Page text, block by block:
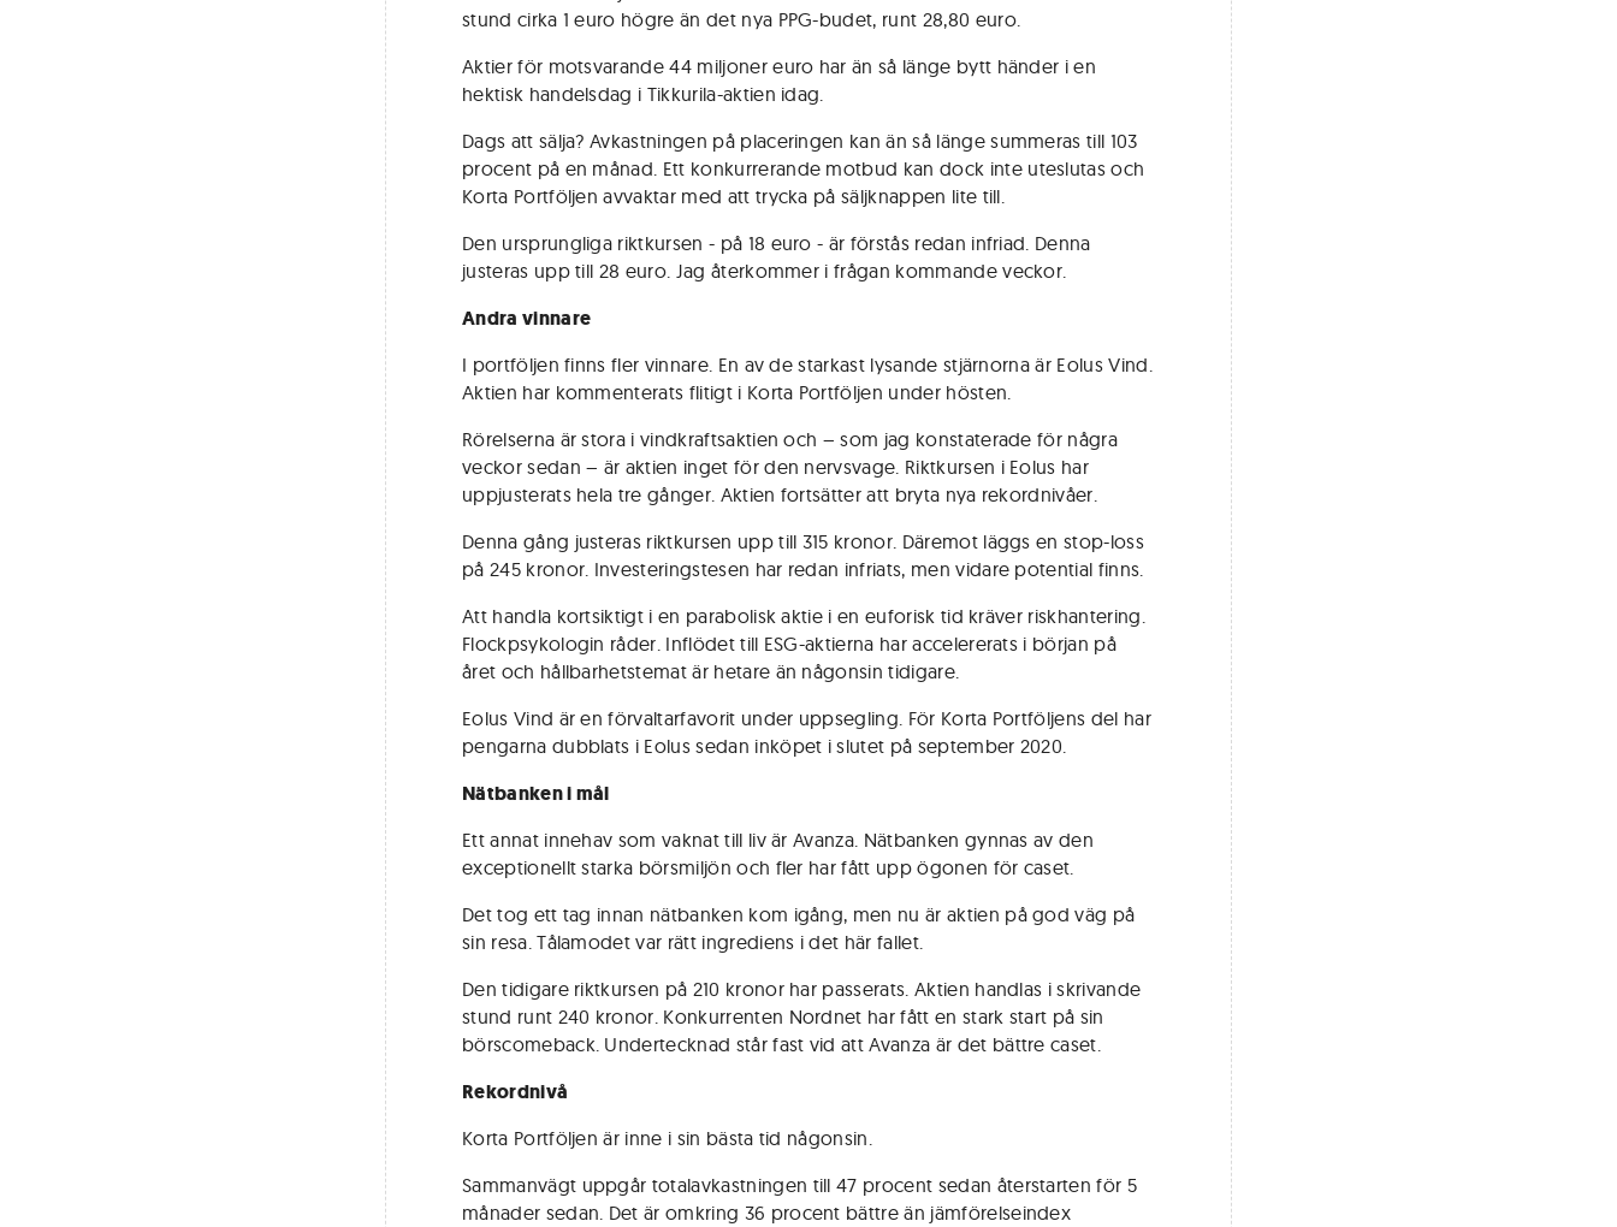
stund cirka 1 euro högre än det nya PPG-budet, runt 28,80 euro.
Aktier för motsvarande 44 miljoner euro har än så länge bytt händer i en
hektisk handelsdag i Tikkurila-aktien idag.
Dags att sälja? Avkastningen på placeringen kan än så länge summeras till 103
procent på en månad. Ett konkurrerande motbud kan dock inte uteslutas och
Korta Portföljen avvaktar med att trycka på säljknappen lite till.
Den ursprungliga riktkursen - på 18 euro - är förstås redan infriad. Denna
justeras upp till 28 euro. Jag återkommer i frågan kommande veckor.
Andra vinnare
I portföljen finns fler vinnare. En av de starkast lysande stjärnorna är Eolus Vind.
Aktien har kommenterats flitigt i Korta Portföljen under hösten.
Rörelserna är stora i vindkraftsaktien och – som jag konstaterade för några
veckor sedan – är aktien inget för den nervsvage. Riktkursen i Eolus har
uppjusterats hela tre gånger. Aktien fortsätter att bryta nya rekordnivåer.
Denna gång justeras riktkursen upp till 315 kronor. Däremot läggs en stop-loss
på 245 kronor. Investeringstesen har redan infriats, men vidare potential finns.
Att handla kortsiktigt i en parabolisk aktie i en euforisk tid kräver riskhantering.
Flockpsykologin råder. Inflödet till ESG-aktierna har accelererats i början på
året och hållbarhetstemat är hetare än någonsin tidigare.
Eolus Vind är en förvaltarfavorit under uppsegling. För Korta Portföljens del har
pengarna dubblats i Eolus sedan inköpet i slutet på september 2020.
Nätbanken i mål
Ett annat innehav som vaknat till liv är Avanza. Nätbanken gynnas av den
exceptionellt starka börsmiljön och fler har fått upp ögonen för caset.
Det tog ett tag innan nätbanken kom igång, men nu är aktien på god väg på
sin resa. Tålamodet var rätt ingrediens i det här fallet.
Den tidigare riktkursen på 210 kronor har passerats. Aktien handlas i skrivande
stund runt 240 kronor. Konkurrenten Nordnet har fått en stark start på sin
börscomeback. Undertecknad står fast vid att Avanza är det bättre caset.
Rekordnivå
Korta Portföljen är inne i sin bästa tid någonsin.
Sammanvägt uppgår totalavkastningen till 47 procent sedan återstarten för 5
månader sedan. Det är omkring 36 procent bättre än jämförelseindex